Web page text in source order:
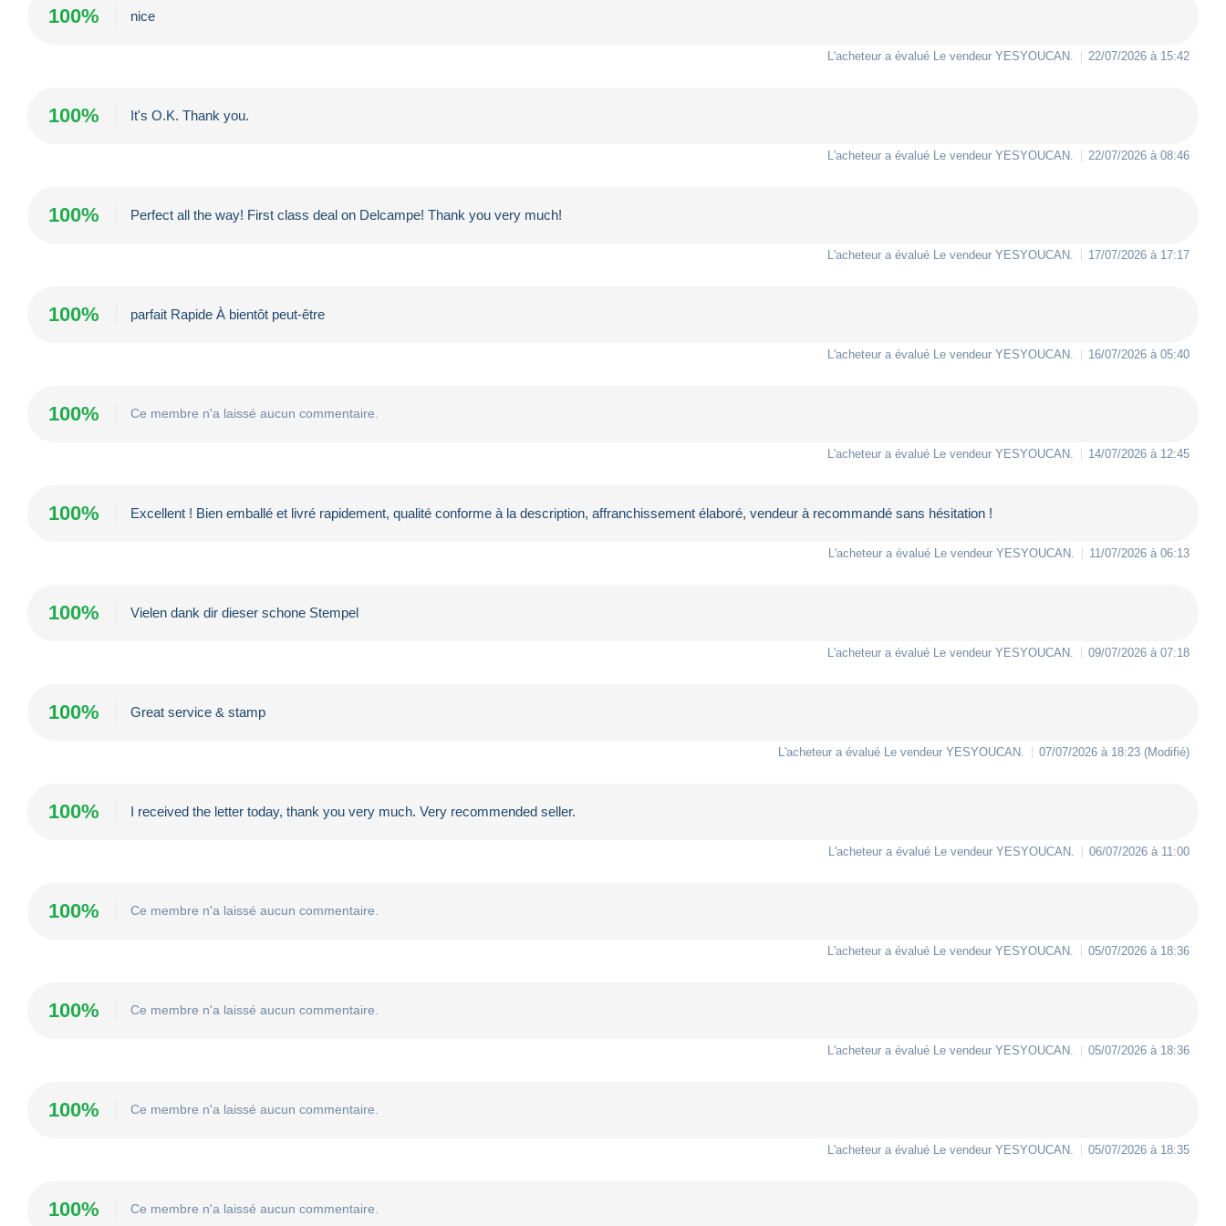
100% nice
L'acheteur a évalué Le vendeur YESYOUCAN 22/07/2026 à 15:42
100% It's O.K. Thank you.
L'acheteur a évalué Le vendeur YESYOUCAN 22/07/2026 à 08:46
100% Perfect all the way! First class deal on Delcampe! Thank you very much!
L'acheteur a évalué Le vendeur YESYOUCAN 17/07/2026 à 17:17
100% parfait Rapide À bientôt peut-être
L'acheteur a évalué Le vendeur YESYOUCAN 16/07/2026 à 05:40
100% Ce membre n'a laissé aucun commentaire.
L'acheteur a évalué Le vendeur YESYOUCAN 14/07/2026 à 12:45
100% Excellent ! Bien emballé et livré rapidement, qualité conforme à la description, affranchissement élaboré, vendeur à recommandé sans hésitation !
L'acheteur a évalué Le vendeur YESYOUCAN 11/07/2026 à 06:13
100% Vielen dank dir dieser schone Stempel
L'acheteur a évalué Le vendeur YESYOUCAN 09/07/2026 à 07:18
100% Great service & stamp
L'acheteur a évalué Le vendeur YESYOUCAN 07/07/2026 à 18:23 (Modifié)
100% I received the letter today, thank you very much. Very recommended seller.
L'acheteur a évalué Le vendeur YESYOUCAN 06/07/2026 à 11:00
100% Ce membre n'a laissé aucun commentaire.
L'acheteur a évalué Le vendeur YESYOUCAN 05/07/2026 à 18:36
100% Ce membre n'a laissé aucun commentaire.
L'acheteur a évalué Le vendeur YESYOUCAN 05/07/2026 à 18:36
100% Ce membre n'a laissé aucun commentaire.
L'acheteur a évalué Le vendeur YESYOUCAN 05/07/2026 à 18:35
100% Ce membre n'a laissé aucun commentaire.